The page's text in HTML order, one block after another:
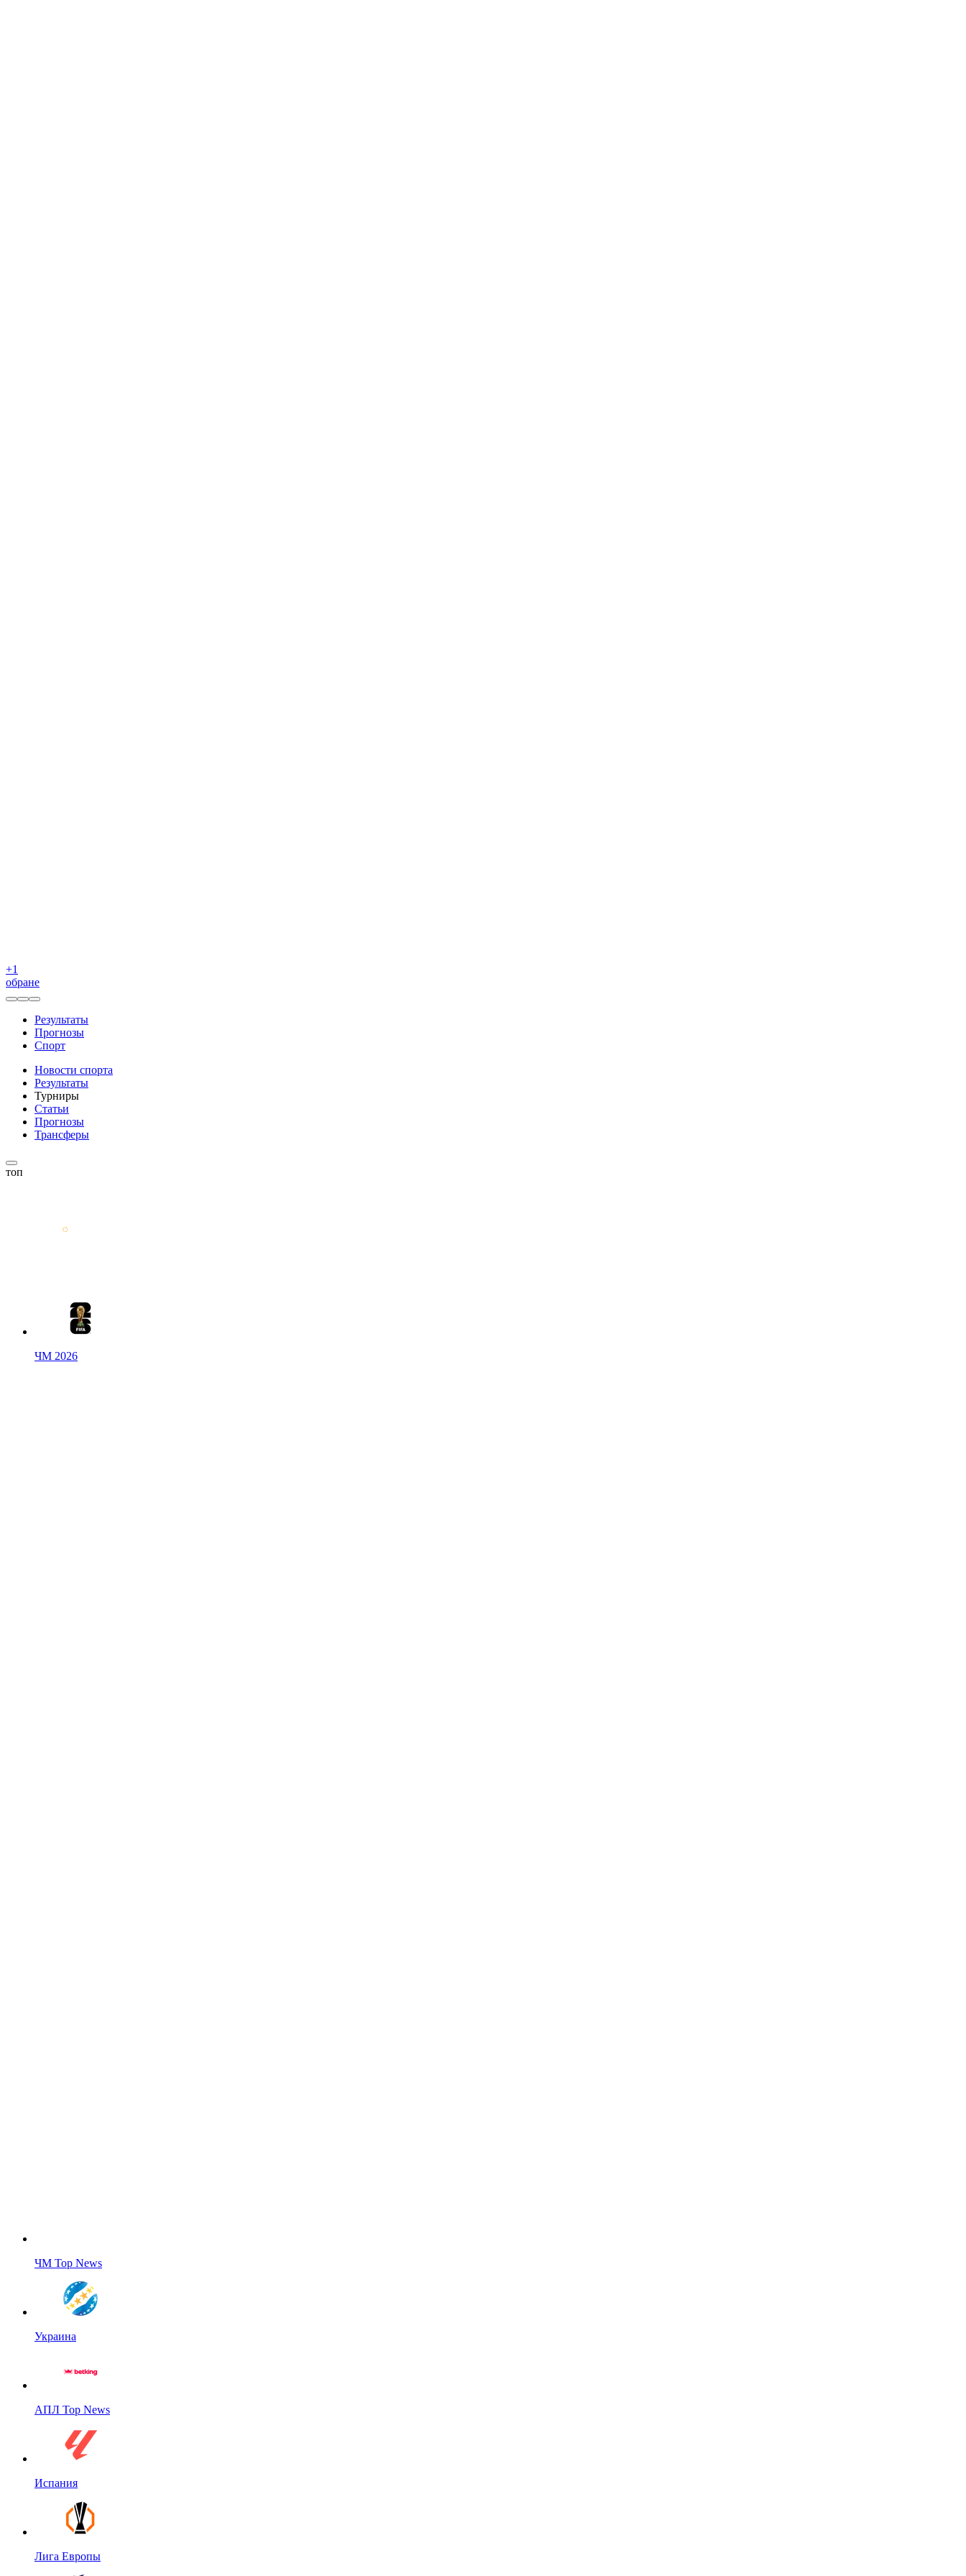
+1
обране
Результаты
Прогнозы
Спорт
Новости спорта
Результаты
Турниры
Статьи
Прогнозы
Трансферы
топ
ЧМ 2026
ЧМ Top News
Украина
АПЛ Top News
Испания
Лига Европы